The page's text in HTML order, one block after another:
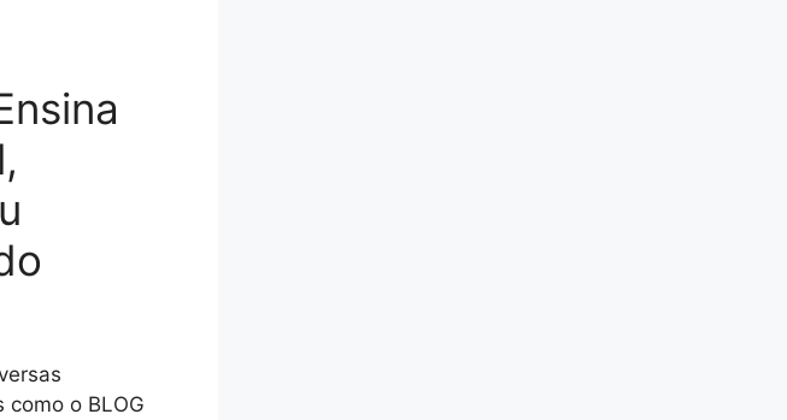
o BLOG